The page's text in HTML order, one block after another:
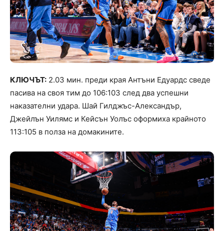
КЛЮЧЪТ: 2.03 мин. преди края Антъни Едуардс сведе
пасива на своя тим до 106:103 след два успешни
наказателни удара. Шай Гилджъс-Александър,
Джейлън Уилямс и Кейсън Уолъс оформиха крайното
113:105 в полза на домакините.